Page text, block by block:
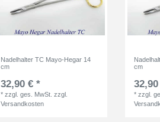
Nadelhalter TC Mayo-Hegar 14
cm
32,90 € *
*zzgl. ges. MwSt. zzgl.
Versandkosten
cm
*zzgl.